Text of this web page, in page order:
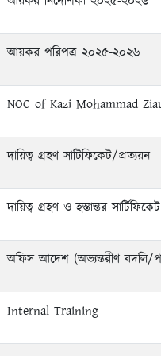
আয়কর পরিপত্র ২০২৫-২০২৬
NOC of Kazi Mohammad
দায়িত্ব গ্রহণ সাটিফিকেট/প্রত্যয়ন
দায়িত্ব গ্রহণ ও হস্তান্তর সার্টিফিকেট
অফিস আদেশ (অভ্যন্তরীণ বদলি/
Internal Training